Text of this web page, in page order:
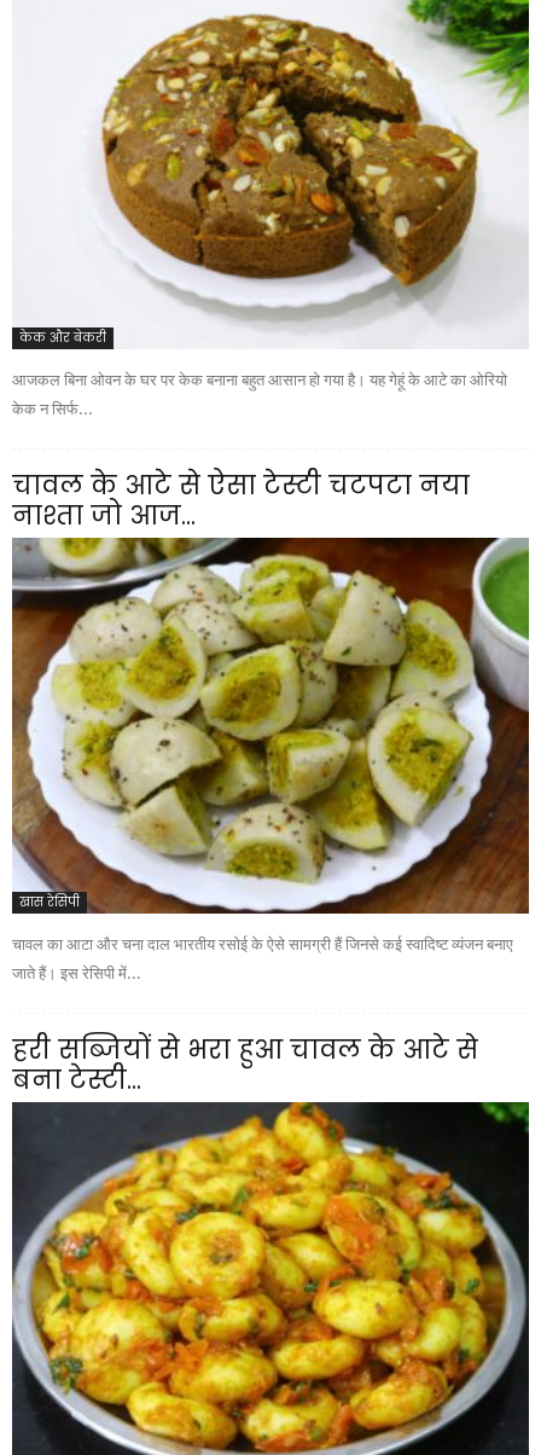
केक और बेकरी
आजकल बिना ओवन के घर पर केक बनाना बहुत आसान हो गया है। यह गेहूं के आटे का ओरियो
केक न सिर्फ...
चावल के आटे से ऐसा टेस्टी चटपटा नया
नाश्ता जो आज...
खास रेसिपी
चावल का आटा और चना दाल भारतीय रसोई के ऐसे सामग्री हैं जिनसे कई स्वादिष्ट व्यंजन बनाए
जाते हैं। इस रेसिपी में...
हरी सब्जियों से भरा हुआ चावल के आटे से
बना टेस्टी...